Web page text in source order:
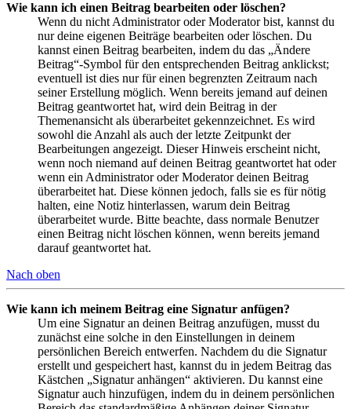
Wie kann ich einen Beitrag bearbeiten oder löschen?
Wenn du nicht Administrator oder Moderator bist, kannst du
nur deine eigenen Beiträge bearbeiten oder löschen. Du
kannst einen Beitrag bearbeiten, indem du das „Ändere
Beitrag“-Symbol für den entsprechenden Beitrag anklickst;
eventuell ist dies nur für einen begrenzten Zeitraum nach
seiner Erstellung möglich. Wenn bereits jemand auf deinen
Beitrag geantwortet hat, wird dein Beitrag in der
Themenansicht als überarbeitet gekennzeichnet. Es wird
sowohl die Anzahl als auch der letzte Zeitpunkt der
Bearbeitungen angezeigt. Dieser Hinweis erscheint nicht,
wenn noch niemand auf deinen Beitrag geantwortet hat oder
wenn ein Administrator oder Moderator deinen Beitrag
überarbeitet hat. Diese können jedoch, falls sie es für nötig
halten, eine Notiz hinterlassen, warum dein Beitrag
überarbeitet wurde. Bitte beachte, dass normale Benutzer
einen Beitrag nicht löschen können, wenn bereits jemand
darauf geantwortet hat.
Nach oben
Wie kann ich meinem Beitrag eine Signatur anfügen?
Um eine Signatur an deinen Beitrag anzufügen, musst du
zunächst eine solche in den Einstellungen in deinem
persönlichen Bereich entwerfen. Nachdem du die Signatur
erstellt und gespeichert hast, kannst du in jedem Beitrag das
Kästchen „Signatur anhängen“ aktivieren. Du kannst eine
Signatur auch hinzufügen, indem du in deinem persönlichen